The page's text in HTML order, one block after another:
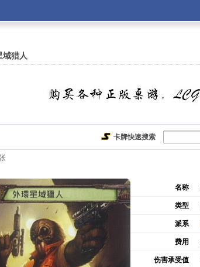
域猎人
卡牌快速搜索
名称
类型
派系
费用
伤害承受值